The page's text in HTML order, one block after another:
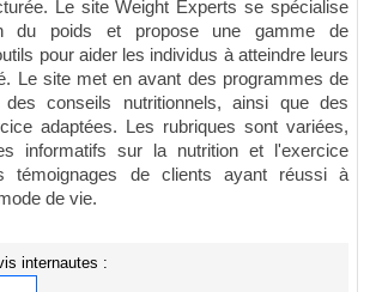
Le site Weight Experts se spécialise
du poids et propose une gamme de
pour aider les individus à atteindre leurs
Le site met en avant des programmes de
conseils nutritionnels, ainsi que des
adaptées. Les rubriques sont variées,
informatifs sur la nutrition et l'exercice
témoignages de clients ayant réussi à
de vie.
internautes :